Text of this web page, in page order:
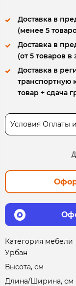
Доставка в
(менее 5
Доставка в
(от 5 товаров в
Доставка в
транспортную
товар + сдача
Условия Оплаты
Категория мебели
Урбан
Высота, см
Длина/Ширина, см